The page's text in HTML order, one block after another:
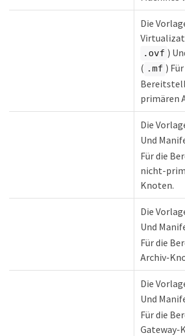
Die
.ovf )
( .mf )
primären
Die
Und
Für die
nicht-
Knoten.
Die
Und
Für die
Archiv-
Die
Und
Für die
Gateway-